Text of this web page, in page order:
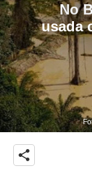
No
usada
share